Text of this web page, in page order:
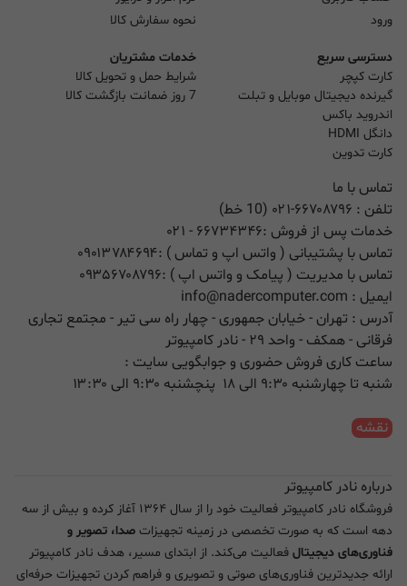
ورود
نحوه سفارش کالا
دسترسی سریع
کارت کپچر
گیرنده دیجیتال موبایل و تبلت
اندروید باکس
دانگل HDMI
کارت تدوین
خدمات مشتریان
شرایط حمل و تحویل کالا
7 روز ضمانت بازگشت کالا
تماس با ما
تلفن : ۰۲۱-۶۶۷۰۸۷۹۶ (10 خط)
خدمات پس از فروش :۶۶۷۳۴۳۴۶ - ۰۲۱
تماس با پشتیبانی ( واتس اپ و تماس ) :۰۹۰۱۳۷۸۴۶۹۴
تماس با مدیریت ( پیامک و واتس اپ ) :۰۹۳۵۶۷۰۸۷۹۶
ایمیل : info@nadercomputer.com
آدرس : تهران - خیابان جمهوری - چهار راه سی تیر - مجتمع تجاری
فرقانی - همکف - واحد ۲۹ - نادر کامپیوتر
ساعت کاری فروش حضوری و جوابگویی سایت :
شنبه تا چهارشنبه ۹:۳۰ الی ۱۸ پنچشنبه ۹:۳۰ الی ۱۳:۳۰
نقشه
درباره نادر کامپیوتر
فروشگاه نادر کامپیوتر فعالیت خود را از سال ۱۳۶۴ آغاز کرده و بیش از سه
دهه است که به صورت تخصصی در زمینه تجهیزات صدا، تصویر و
فناوری‌های دیجیتال فعالیت می‌کند. از ابتدای مسیر، هدف نادر کامپیوتر
ارائه جدیدترین فناوری‌های صوتی و تصویری و فراهم کردن تجهیزات حرفه‌ای